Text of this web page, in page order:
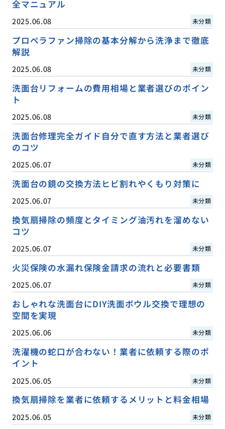
全マニュアル
2025.06.08 未分類
プロペラファン掃除の基本分解から洗浄まで徹底
解説
2025.06.08 未分類
洗面台リフォームの費用相場と業者選びのポイン
ト
2025.06.08 未分類
洗面台修理完全ガイド自分で直す方法と業者選び
のコツ
2025.06.07 未分類
洗面台の鏡の交換方法ヒビ割れやくもり対策に
2025.06.07 未分類
換気扇掃除の頻度とタイミング油汚れを溜めない
コツ
2025.06.07 未分類
火災保険の水漏れ保険金請求の流れと必要書類
2025.06.07 未分類
おしゃれな洗面台にDIY洗面ボウル交換で理想の
空間を実現
2025.06.06 未分類
洗濯機の蛇口が合わない！業者に依頼する際のポ
イント
2025.06.05 未分類
換気扇掃除を業者に依頼するメリットと料金相場
2025.06.05 未分類